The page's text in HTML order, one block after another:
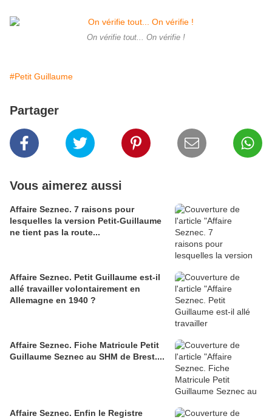
On vérifie tout... On vérifie !
#Petit Guillaume
Partager
Vous aimerez aussi
Affaire Seznec. 7 raisons pour
lesquelles la version Petit-Guillaume
ne tient pas la route...
Affaire Seznec. Petit Guillaume est-il
allé travailler volontairement en
Allemagne en 1940 ?
Affaire Seznec. Fiche Matricule Petit
Guillaume Seznec au SHM de Brest....
Affaire Seznec. Enfin le Registre